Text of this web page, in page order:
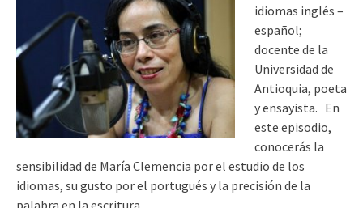
idiomas inglés –
español;
docente de la
Universidad de
Antioquia, poeta
y ensayista. En
este episodio,
conocerás la
sensibilidad de María Clemencia por el estudio de los
idiomas, su gusto por el portugués y la precisión de la
palabra en la escritura.